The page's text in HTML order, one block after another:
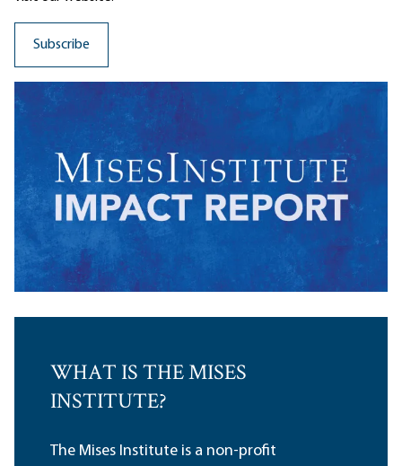
WHAT IS THE MISES
INSTITUTE?
The Mises Institute is a non-profit